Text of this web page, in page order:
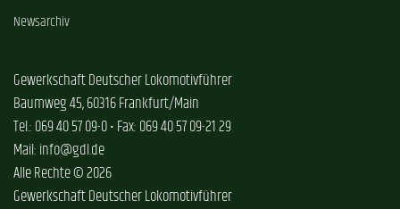
Newsarchiv
Gewerkschaft Deutscher Lokomotivführer
Baumweg 45, 60316 Frankfurt/Main
Tel.: 069 40 57 09-0 • Fax: 069 40 57 09-21 29
Mail: info@gdl.de
Alle Rechte © 2026
Gewerkschaft Deutscher Lokomotivführer